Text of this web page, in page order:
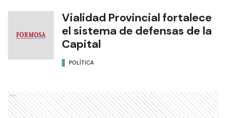
Vialidad Provincial fortalece
el sistema de defensas de la
Capital
POLÍTICA
Ads